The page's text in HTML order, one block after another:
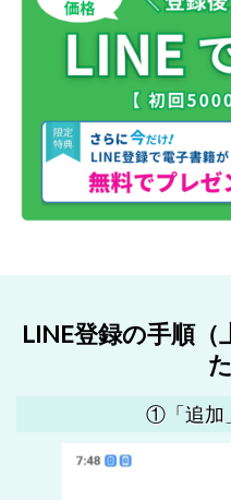
LINE登録の手順
①「追加